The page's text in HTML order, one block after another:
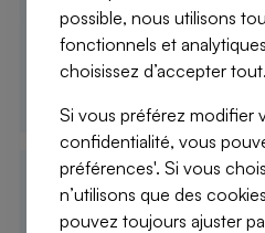
possible, nous utilisons
fonctionnels et
choisissez d’accepter tout.
Si vous préférez modifier
confidentialité, vous
préférences'. Si vous
n’utilisons que des
pouvez toujours ajuster